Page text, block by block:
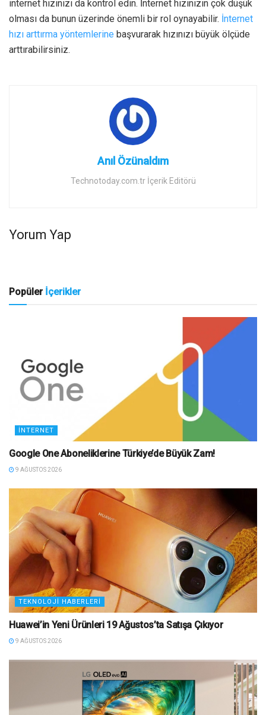
internet hızınızı da kontrol edin. İnternet hızınızın çok düşük
olması da bunun üzerinde önemli bir rol oynayabilir. İnternet
hızı arttırma yöntemlerine başvurarak hızınızı büyük ölçüde
arttırabilirsiniz.
Anıl Özünaldım
Technotoday.com.tr İçerik Editörü
Yorum Yap
Popüler İçerikler
İNTERNET
Google One Aboneliklerine Türkiye’de Büyük Zam!
9 AĞUSTOS 2026
TEKNOLOJI HABERLERI
Huawei’in Yeni Ürünleri 19 Ağustos’ta Satışa Çıkıyor
9 AĞUSTOS 2026